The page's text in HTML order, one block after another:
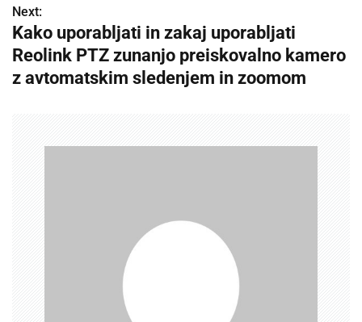
s
t
n
Next:
Kako uporabljati in zakaj uporabljati
Reolink PTZ zunanjo preiskovalno kamero
z avtomatskim sledenjem in zoomom